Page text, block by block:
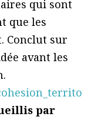
qui sont
que les
Conclut sur
avant les
par